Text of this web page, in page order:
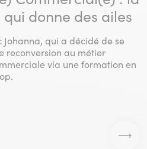
donne des ailes
Johanna, qui a décidé de se
reconversion au métier
via une formation en